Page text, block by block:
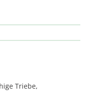
Triebe,